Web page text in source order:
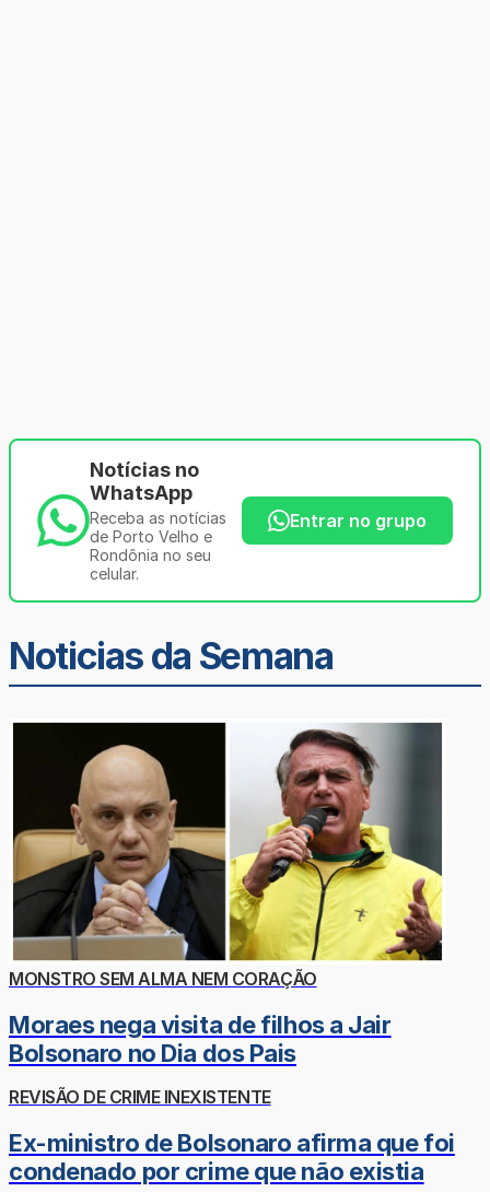
Notícias no
WhatsApp
Receba as notícias
de Porto Velho e
Rondônia no seu
celular.
Entrar no grupo
Noticias da Semana
MONSTRO SEM ALMA NEM CORAÇÃO
Moraes nega visita de filhos a Jair
Bolsonaro no Dia dos Pais
REVISÃO DE CRIME INEXISTENTE
Ex-ministro de Bolsonaro afirma que foi
condenado por crime que não existia